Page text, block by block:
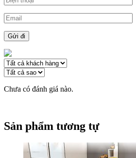
Chưa có đánh giá nào.
Sản phẩm tương tự